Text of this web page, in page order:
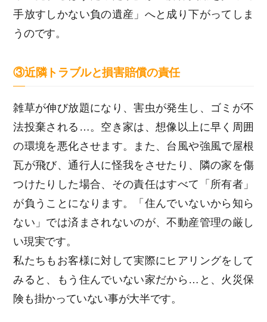
手放すしかない負の遺産」へと成り下がってしま
うのです。
③近隣トラブルと損害賠償の責任
雑草が伸び放題になり、害虫が発生し、ゴミが不
法投棄される…。空き家は、想像以上に早く周囲
の環境を悪化させます。また、台風や強風で屋根
瓦が飛び、通行人に怪我をさせたり、隣の家を傷
つけたりした場合、その責任はすべて「所有者」
が負うことになります。「住んでいないから知ら
ない」では済まされないのが、不動産管理の厳し
い現実です。
私たちもお客様に対して実際にヒアリングをして
みると、もう住んでいない家だから…と、火災保
険も掛かっていない事が大半です。